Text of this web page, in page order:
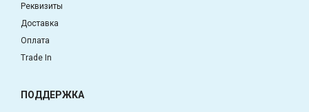
Реквизиты
Доставка
Оплата
Trade In
ПОДДЕРЖКА